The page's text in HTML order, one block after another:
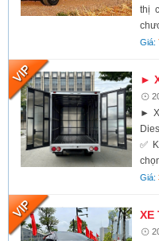
thị
Giá:
►
►
✅
Giá:
XE